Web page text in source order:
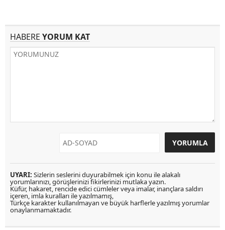
HABERE YORUM KAT
UYARI: Sizlerin seslerini duyurabilmek için konu ile alakalı
yorumlarınızı, görüşlerinizi fikirlerinizi mutlaka yazın.
Küfür, hakaret, rencide edici cümleler veya imalar, inançlara saldırı
içeren, imla kuralları ile yazılmamış,
Türkçe karakter kullanılmayan ve büyük harflerle yazılmış yorumlar
onaylanmamaktadır.